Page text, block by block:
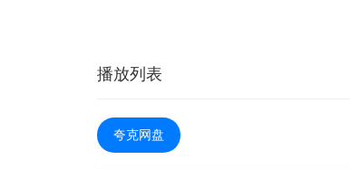
播放列表
夸克网盘